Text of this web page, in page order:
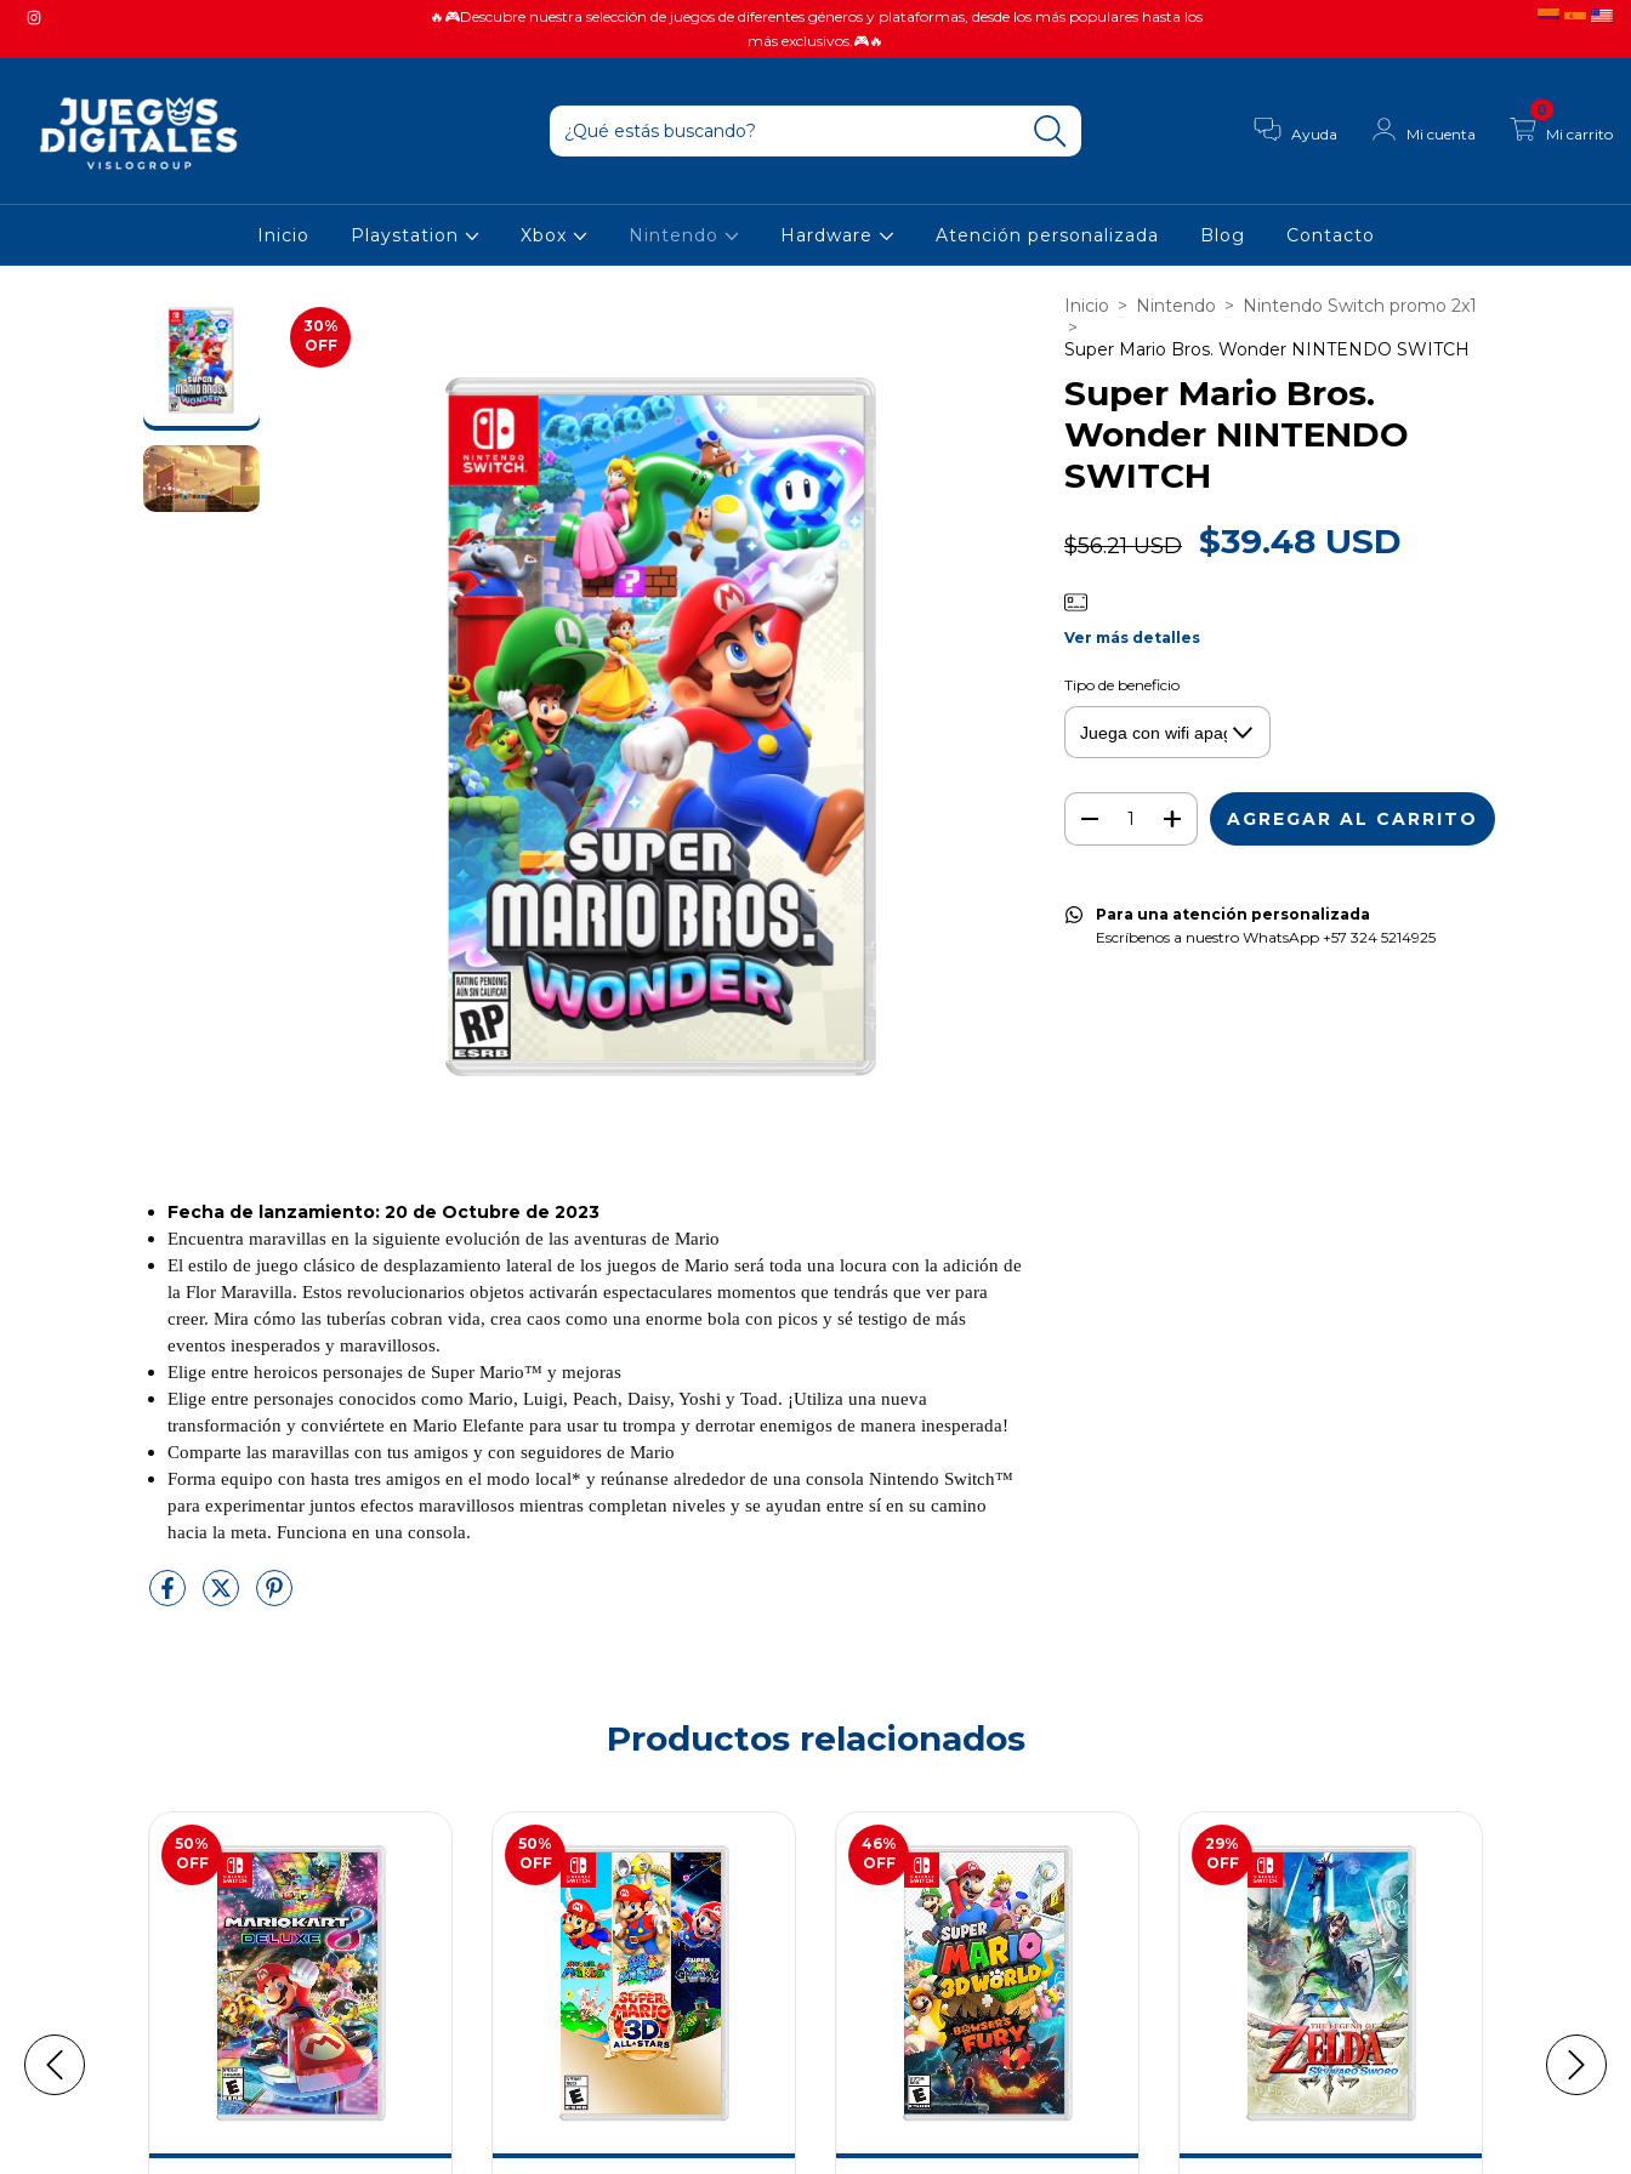
🔥🎮Descubre nuestra selección de juegos de diferentes géneros y plataformas, desde los más populares hasta los
más exclusivos.🎮🔥
Ayuda Mi cuenta Mi carrito
0
Inicio Playstation Xbox Nintendo Hardware Atención personalizada Blog Contacto
30%
OFF
Fecha de lanzamiento: 20 de Octubre de 2023
Encuentra maravillas en la siguiente evolución de las aventuras de Mario
El estilo de juego clásico de desplazamiento lateral de los juegos de Mario será toda una locura con la adición de
la Flor Maravilla. Estos revolucionarios objetos activarán espectaculares momentos que tendrás que ver para
creer. Mira cómo las tuberías cobran vida, crea caos como una enorme bola con picos y sé testigo de más
eventos inesperados y maravillosos.
Elige entre heroicos personajes de Super Mario™ y mejoras
Elige entre personajes conocidos como Mario, Luigi, Peach, Daisy, Yoshi y Toad. ¡Utiliza una nueva
transformación y conviértete en Mario Elefante para usar tu trompa y derrotar enemigos de manera inesperada!
Comparte las maravillas con tus amigos y con seguidores de Mario
Forma equipo con hasta tres amigos en el modo local* y reúnanse alrededor de una consola Nintendo Switch™
para experimentar juntos efectos maravillosos mientras completan niveles y se ayudan entre sí en su camino
hacia la meta. Funciona en una consola.
Inicio > Nintendo > Nintendo Switch promo 2x1
>
Super Mario Bros. Wonder NINTENDO SWITCH
Super Mario Bros.
Wonder NINTENDO
SWITCH
$56.21 USD $39.48 USD
Ver más detalles
Tipo de beneficio
Para una atención personalizada
Escríbenos a nuestro WhatsApp +57 324 5214925
Productos relacionados
50%
OFF
50%
OFF
46%
OFF
29%
OFF